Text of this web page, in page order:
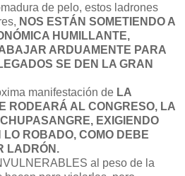
de pelo, estos ladrones
NOS ESTÁN SOMETIENDO A
HUMILLANTE,
ARDUAMENTE PARA
SE DEN LA GRAN
manifestación de LA
RODEARÁ AL CONGRESO, LA
EXIGIENDO
ROBADO, COMO DEBE
LADRÓN.
al peso de la